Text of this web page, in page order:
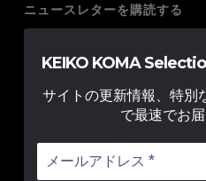
ニュースレターを購読する
KEIKO KOMA
サイトの更新情報、特別
で最速でお届